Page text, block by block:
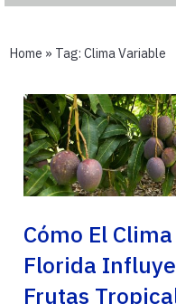
Home » Tag: Clima Variable
Cómo El
Florida
Frutas